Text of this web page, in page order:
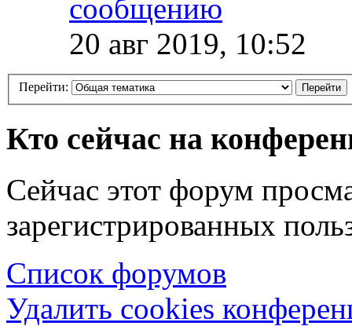
20 авг 2019, 10:52
Перейти:
Кто сейчас на
Сейчас этот форум
зарегистрированных
Список форумов
Удалить cookies